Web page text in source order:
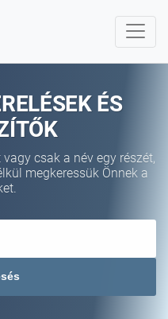
ÉS
csak a név egy részét,
megkeressük Önnek a